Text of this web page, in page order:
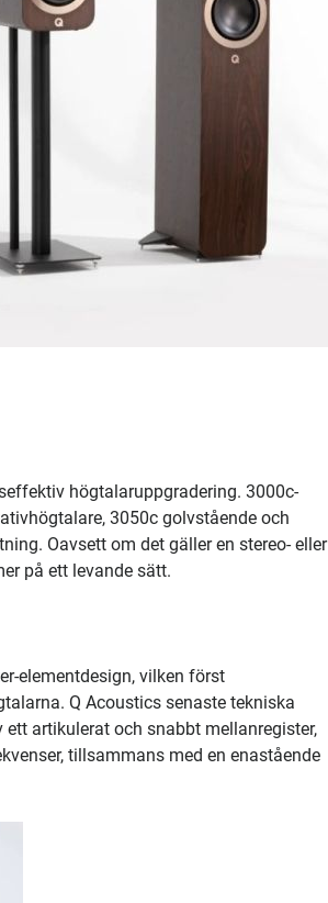
högtalaruppgradering. 3000c-
3050c golvstående och
Oavsett om det gäller en stereo- eller
på ett levande sätt.
elementdesign, vilken först
Q Acoustics senaste tekniska
artikulerat och snabbt mellanregister,
tillsammans med en enastående